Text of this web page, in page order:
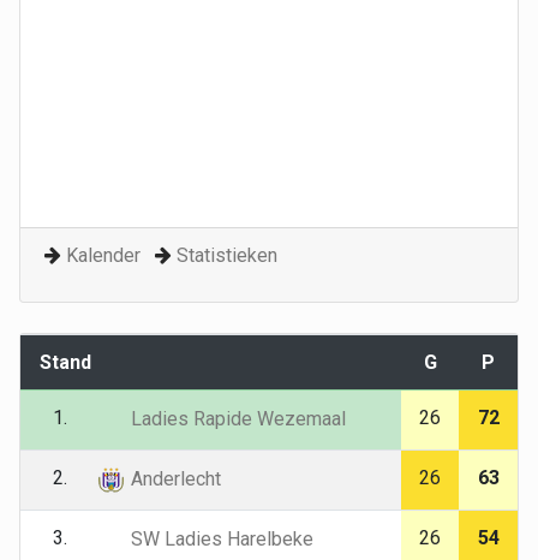
Kalender Statistieken
Stand G P
1. Ladies Rapide Wezemaal 26 72
2. Anderlecht 26 63
3. SW Ladies Harelbeke 26 54